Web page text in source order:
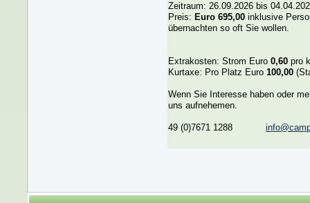
Zeitraum: 26.09.2026 bis
Preis: Euro 695,00 inklusive
übernachten so oft Sie wollen.
Extrakosten: Strom Euro 0,60 pro
Kurtaxe: Pro Platz Euro 100,00
Wenn Sie Interesse haben oder
uns aufnehemen.
49 (0)7671 1288